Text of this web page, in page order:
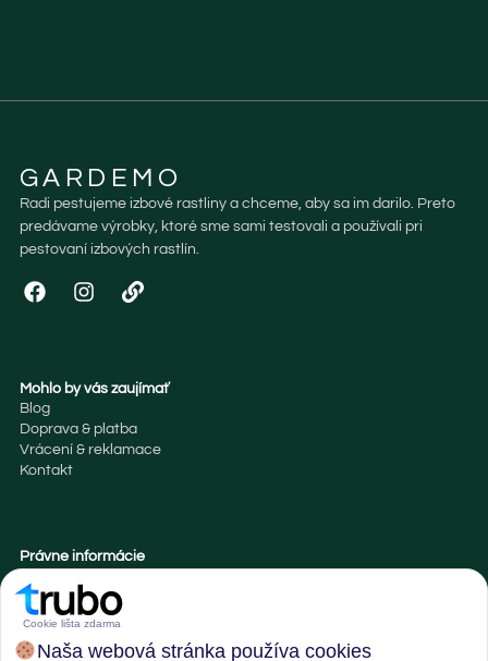
GARDEMO
Radi pestujeme izbové rastliny a chceme, aby sa im darilo. Preto
predávame výrobky, ktoré sme sami testovali a používali pri
pestovaní izbových rastlín.
Mohlo by vás zaujímať
Blog
Doprava & platba
Vrácení & reklamace
Kontakt
Právne informácie
Zásady cookies
Cookie lišta zdarma
Naša webová stránka používa cookies